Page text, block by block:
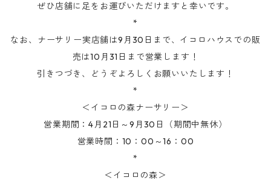
ぜひ店舗に足をお運びいただけますと幸いです。
*
なお、ナーサリー実店舗は9月30日まで、イコロハウスでの販
売は10月31日まで営業します！
引きつづき、どうぞよろしくお願いいたします！
*
＜イコロの森ナーサリー＞
営業期間：4月21日～9月30日（期間中無休）
営業時間：10：00～16：00
*
＜イコロの森＞